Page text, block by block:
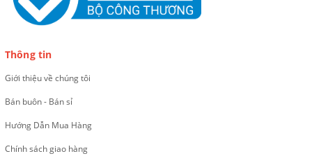
Thông tin
Giới thiệu về chúng tôi
Bán buôn - Bán sỉ
Hướng Dẫn Mua Hàng
Chính sách giao hàng